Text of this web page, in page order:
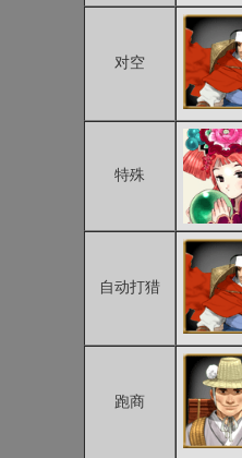
对空
特殊
自动打猎
跑商